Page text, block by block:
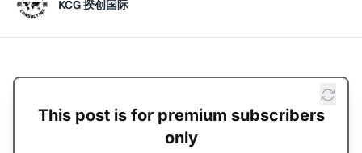
KCG 揆创国际
This post is for premium subscribers
only